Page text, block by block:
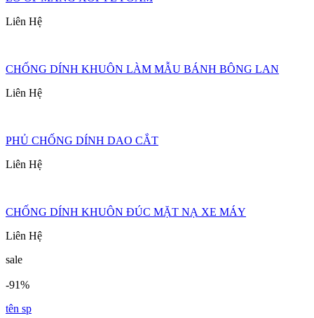
Liên Hệ
CHỐNG DÍNH KHUÔN LÀM MẪU BÁNH BÔNG LAN
Liên Hệ
PHỦ CHỐNG DÍNH DAO CẮT
Liên Hệ
CHỐNG DÍNH KHUÔN ĐÚC MẶT NẠ XE MÁY
Liên Hệ
sale
-91%
tên sp